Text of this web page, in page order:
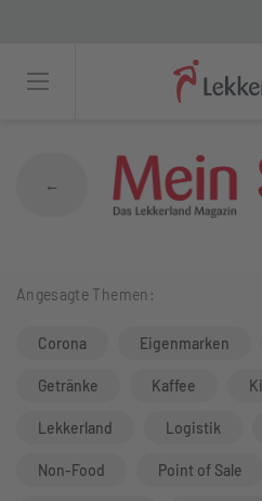
←
Angesagte Themen:
Corona Eigenmarken
Getränke Kaffee
Lekkerland Logistik
Non-Food Point of Sale